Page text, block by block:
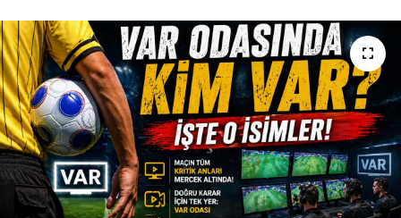
Magazin
Mektup Galeri
Röportaj
Manşet